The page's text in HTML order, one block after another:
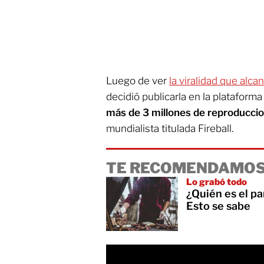
Luego de ver la viralidad que
decidió publicarla en la
más de 3 millones de
mundialista titulada Fireball.
TE
Lo grabó todo
¿Quién es el
Esto se sabe